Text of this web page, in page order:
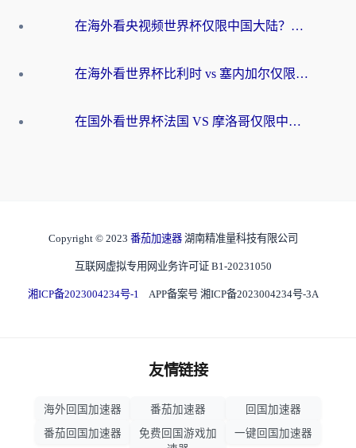
在海外看央视频世界杯仅限中国大陆？这篇指南帮你解锁中文解说+无卡顿直播
在海外看世界杯比利时 vs 塞内加尔仅限中国大陆？我找到了最流畅的中文解说之路
在国外看世界杯法国 VS 摩洛哥仅限中国大陆？海外党这样看中文解说赛事不卡顿
Copyright © 2023 番茄加速器 湖南精准量科技有限公司
互联网虚拟专用网业务许可证 B1-20231050
湘ICP备2023004234号-1 APP备案号 湘ICP备2023004234号-3A
友情链接
海外回国加速器 番茄加速器
回国加速器
番茄回国加速器
免费回国游戏加
一键回国加速器